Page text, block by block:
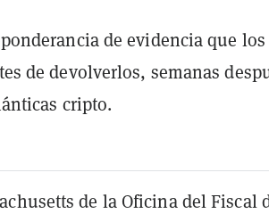
de evidencia que los
de devolverlos, semanas
cripto.
de la Oficina del Fiscal